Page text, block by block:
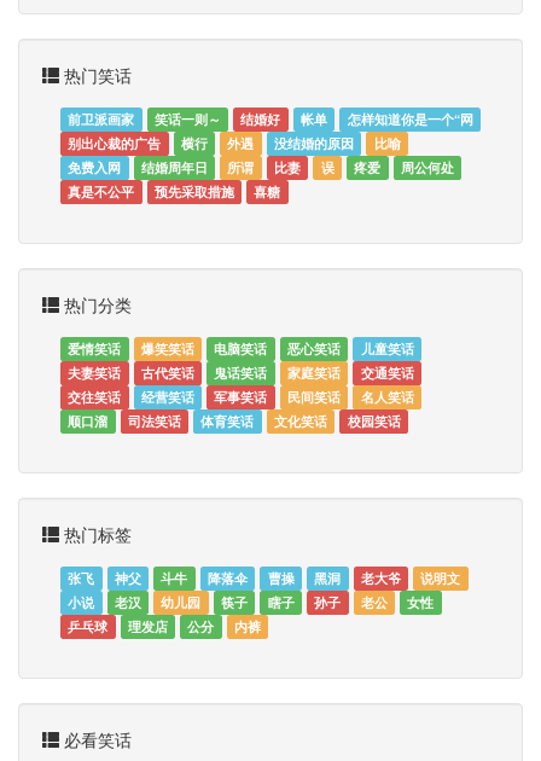
热门笑话
前卫派画家 笑话一则～ 结婚好 帐单
怎样知道你是一个“网
别出心裁的广告
横行 外遇 没结婚的原因
比喻
免费入网
结婚周年日 所谓 比妻 误 疼爱
周公何处
真是不公平
预先采取措施 喜糖
热门分类
爱情笑话 爆笑笑话 电脑笑话 恶心笑话
儿童笑话
夫妻笑话
古代笑话 鬼话笑话 家庭笑话
交通笑话
交往笑话
经营笑话 军事笑话 民间笑话
名人笑话
顺口溜
司法笑话 体育笑话 文化笑话 校园笑话
热门标签
张飞 神父 斗牛 降落伞 曹操 黑洞 老大爷
说明文
小说
老汉 幼儿园 筷子 瞎子 孙子 老公
女性
乒乓球
理发店 公分 内裤
必看笑话